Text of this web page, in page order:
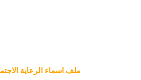
ملف اسماء الرعاية